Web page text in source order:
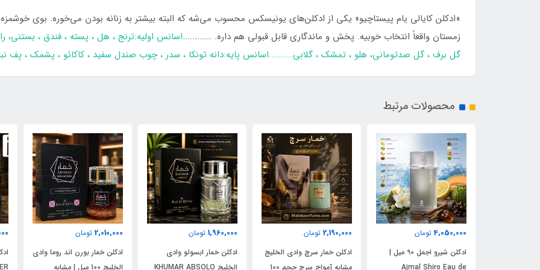
«ادکلن کایالی یام پیستاچیو» یکی از ادکلن‌های یونیسکس محسوب می‌شه که البته بیشتر به زنانه بودن می‌خوره. بوی
زمستان واقعاً انتخاب خوبیه. پخش و ماندگاری قابل قبولی هم داره. ............اسانس اولیه:ترنج ، هل ، پسته ، فندق ،
گل برف ، گل صدتومانی، هلو ، تمشک ، گلابی..........اسانس پایه:دانه تونکا ، سدر ، چوب صندل سفید ، کاکائو ، پشمک ، پف
محصولات مرتبط
2,190,000 تومان
ادکلن خمار سرچ وادی الخلیج
1,960,000 تومان
ادکلن خمار ابسولو وادی
الخلیج KHUMAR ABSOLO
2,010,000 تومان
ادکلن خمار بورن اند روما وادی
الخلیج 100 میل | مشابه
1,950,000 تومان
ادکلن خمار تایگر وادی الخلیج